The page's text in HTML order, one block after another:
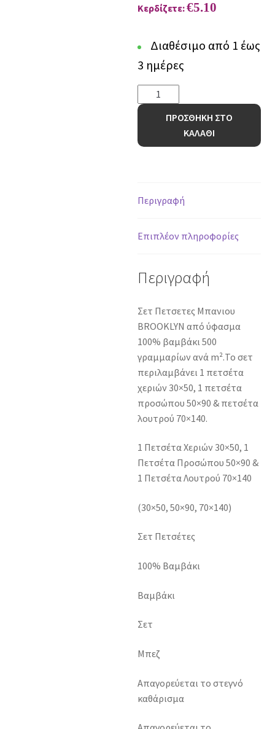
Κερδίζετε:€5.10
Διαθέσιμο από 1 έως
3 ημέρες
Πετσετες
TowelsΠΡΟΣΘΗΚΗ ΣΤΟ
ΚΑΛΑΘΙ
Περιγραφή
Επιπλέον πληροφορίες
Περιγραφή
Σετ Πετσετες Μπανιου
BROOKLYN από ύφασμα
100% βαμβάκι 500
γραμμαρίων ανά m².Το σετ
περιλαμβάνει 1 πετσέτα
χεριών 30×50, 1 πετσέτα
προσώπου 50×90 & πετσέτα
λουτρού 70×140.
1 Πετσέτα Χεριών 30×50, 1
Πετσέτα Προσώπου 50×90 &
1 Πετσέτα Λουτρού 70×140
(30×50, 50×90, 70×140)
Σετ Πετσέτες
100% Βαμβάκι
Βαμβάκι
Σετ
Μπεζ
Απαγορεύεται το στεγνό
καθάρισμα